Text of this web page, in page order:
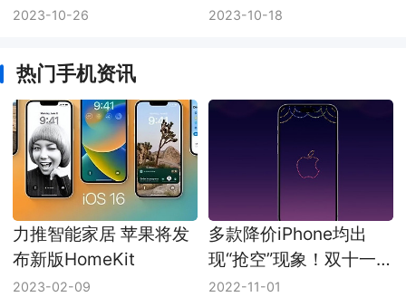
2023-10-26 2023-10-18
热门手机资讯
力推智能家居 苹果将发
布新版HomeKit
2023-02-09
多款降价iPhone均出
现“抢空”现象！双十一
太给力了
2022-11-01